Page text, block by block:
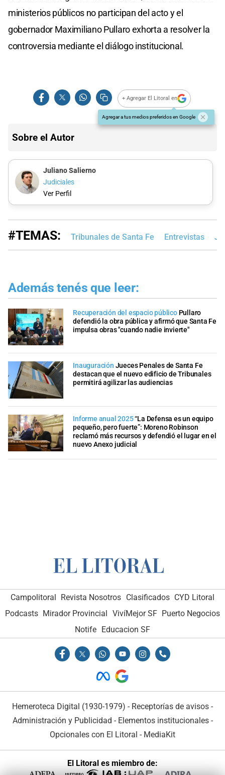
ministerios públicos no participan del acto y el
gobernador Maximiliano Pullaro exhorta a resolver la
controversia mediante el diálogo institucional.
+ Agregar El Litoral en
Agregar a tus medios preferidos en Google
Sobre el Autor
Juliano Salierno
Judiciales
Ver Perfil
#TEMAS: Tribunales de Santa Fe Entrevistas
Además tenés que leer:
Recuperación del espacio público Pullaro
defendió la obra pública y afirmó que Santa Fe
impulsa obras "cuando nadie invierte"
Inauguración Jueces Penales de Santa Fe
destacan que el nuevo edificio de Tribunales
permitirá agilizar las audiencias
Informe anual 2025“La Defensa es un equipo
pequeño, pero fuerte”: Moreno Robinson
reclamó más recursos y defendió el lugar en el
nuevo Anexo judicial
Campolitoral Revista Nosotros Clasificados CYD Litoral
Podcasts Mirador Provincial VivíMejor SF Puerto Negocios
Notife Educacion SF
Hemeroteca Digital (1930-1979) - Receptorías de avisos -
Administración y Publicidad - Elementos institucionales-
Opcionales con El Litoral - MediaKit
El Litoral es miembro de: